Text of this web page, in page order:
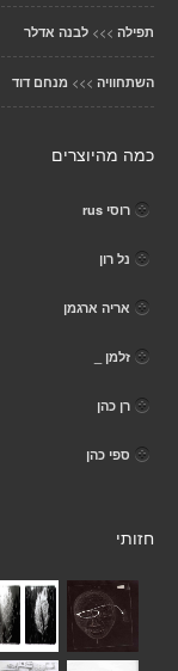
תפילה >>> לבנה אדלר
השתחוויה >>> מנחם דוד
כמה מהיוצרים
רוסי rus
נל רון
אריה ארגמן
זלמן _
רן כהן
ספי כהן
חזותי